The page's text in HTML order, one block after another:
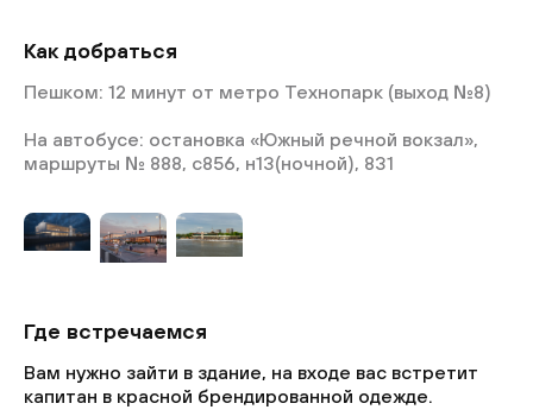
Как добраться
Пешком: 12 минут от метро Технопарк (выход №8)
На автобусе: остановка «Южный речной вокзал»,
маршруты № 888, с856, н13(ночной), 831
Где встречаемся
Вам нужно зайти в здание, на входе вас встретит
капитан в красной брендированной одежде.